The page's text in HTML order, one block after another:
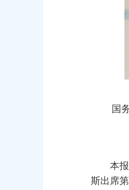
国务
本报布
斯出席